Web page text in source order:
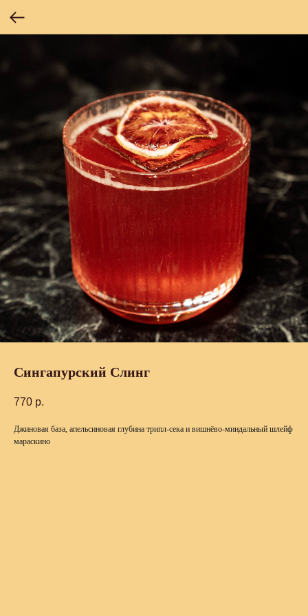
Сингапурский Слинг
770 р.
Джиновая база, апельсиновая глубина трипл-сека и вишнёво-миндальный шлейф
мараскино